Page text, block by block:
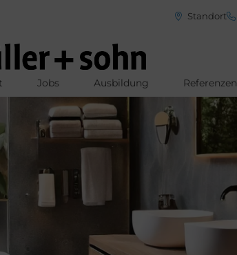
Standort
Jobs Ausbildung Referenzen